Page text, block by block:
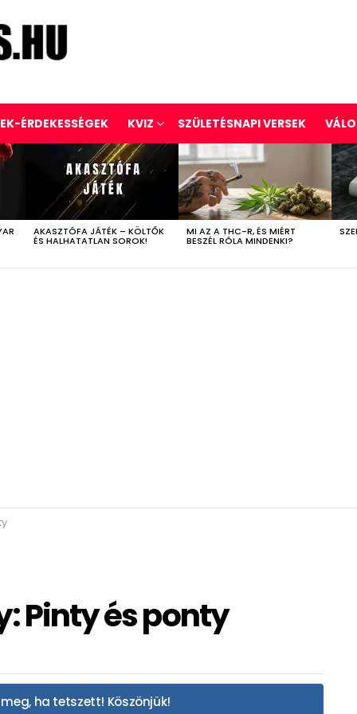
ÉRDEKESSÉGEK KVIZ SZÜLETÉSNAPI VERSEK
AKASZTÓFA JÁTÉK – KÖLTŐK
ÉS HALHATATLAN SOROK!
MI AZ A THC-R, ÉS MIÉRT
BESZÉL RÓLA MINDENKI?
Pinty és ponty
ha tetszett! Köszönjük!